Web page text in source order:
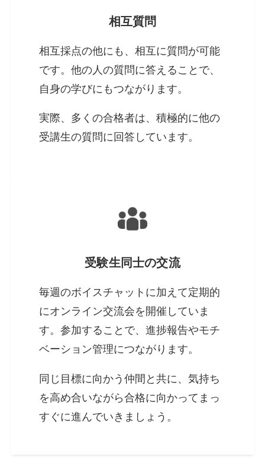
相互質問
相互採点の他にも、相互に質問が可能
です。他の人の質問に答えることで、
自身の学びにもつながります。
実際、多くの合格者は、積極的に他の
受講生の質問に回答しています。
受験生同士の交流
毎週のボイスチャットに加えて定期的
にオンライン交流会を開催していま
す。参加することで、進捗報告やモチ
ベーション管理につながります。
同じ目標に向かう仲間と共に、気持ち
を高め合いながら合格に向かってまっ
すぐに進んでいきましょう。